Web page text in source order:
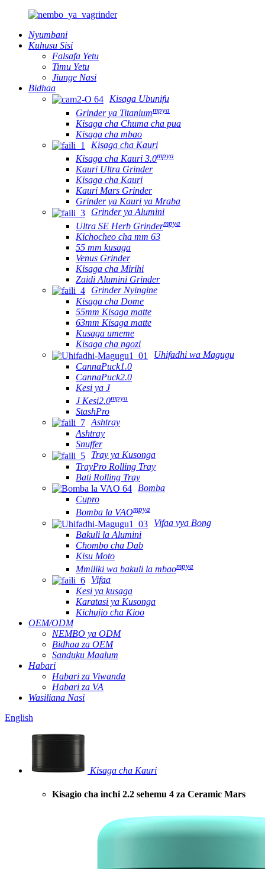
Nyumbani
Kuhusu Sisi
Falsafa Yetu
Timu Yetu
Jiunge Nasi
Bidhaa
Kisaga Ubunifu
Grinder ya Titaniummpya
Kisaga cha Chuma cha pua
Kisaga cha mbao
Kisaga cha Kauri
Kisaga cha Kauri 3.0mpya
Kauri Ultra Grinder
Kisaga cha Kauri
Kauri Mars Grinder
Grinder ya Kauri ya Mraba
Grinder ya Alumini
Ultra SE Herb Grindermpya
Kichocheo cha mm 63
55 mm kusaga
Venus Grinder
Kisaga cha Mirihi
Zaidi Alumini Grinder
Grinder Nyingine
Kisaga cha Dome
55mm Kisaga matte
63mm Kisaga matte
Kusaga umeme
Kisaga cha ngozi
Uhifadhi wa Magugu
CannaPuck1.0
CannaPuck2.0
Kesi ya J
J Kesi2.0mpya
StashPro
Ashtray
Ashtray
Snuffer
Tray ya Kusonga
TrayPro Rolling Tray
Bati Rolling Tray
Bomba
Cupro
Bomba la VAOmpya
Vifaa vya Bong
Bakuli la Alumini
Chombo cha Dab
Kisu Moto
Mmiliki wa bakuli la mbaompya
Vifaa
Kesi ya kusaga
Karatasi ya Kusonga
Kichujio cha Kioo
OEM/ODM
NEMBO ya ODM
Bidhaa za OEM
Sanduku Maalum
Habari
Habari za Viwanda
Habari za VA
Wasiliana Nasi
English
Kisaga cha Kauri
Kisagio cha inchi 2.2 sehemu 4 za Ceramic Mars